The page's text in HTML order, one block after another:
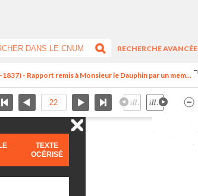
RECHERCHE AVANCÉE
- Rapport remis à Monsieur le Dauphin par un mem...
TEXTE
OCÉRISÉ